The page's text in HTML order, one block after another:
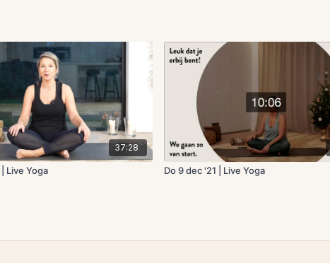
37:28
Live Yoga Do 9 dec '21 | Live Yoga